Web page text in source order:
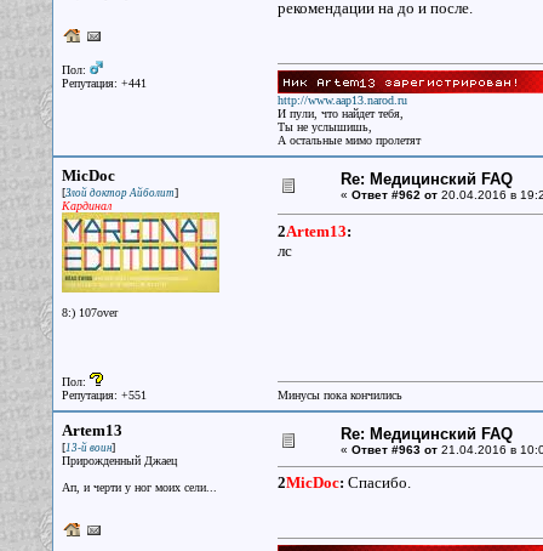
Пол:
Репутация: +441
рекомендации на до и после.
http://www.aap13.narod.ru
И пули, что найдет тебя,
Ты не услышишь,
А остальные мимо пролетят
MicDoc
[Злой доктор Айболит]
Кардинал
8:) 107over
Пол:
Репутация: +551
Re: Медицинский FAQ
« Ответ #962 от20.04.2016 в
2Artem13:
лс
Минусы пока кончились
Artem13
[13-й воин]
Прирожденный Джаец
Ап, и черти у ног моих сели...
Re: Медицинский FAQ
« Ответ #963 от21.04.2016 в
2MicDoc: Спасибо.